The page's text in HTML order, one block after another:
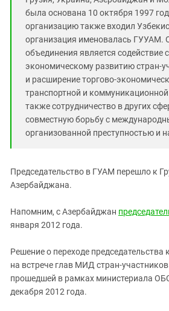
Российская Федерация
Ростовская область
Северная Осетия - Алания
СКФО
Ставропольский край
Чечня
Южная Осетия
Южный Кавказ
была основана 10 октября 1997
организацию также входил
организация именовалась ГУУАМ.
объединения является содействие
экономическому развитию стран-
и расширение торгово-
транспортной и
также сотрудничество в других
совместную борьбу с
организованной преступностью и
Председательство в ГУАМ перешло к
Азербайджана.
Напомним, с Азербайджан
января 2012 года.
Решение о переходе председательства
на встрече глав МИД стран-
прошедшей в рамках министериала
декабря 2012 года.